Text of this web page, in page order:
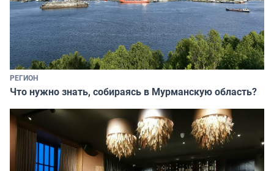
РЕГИОН
Что нужно знать, собираясь в Мурманскую область?